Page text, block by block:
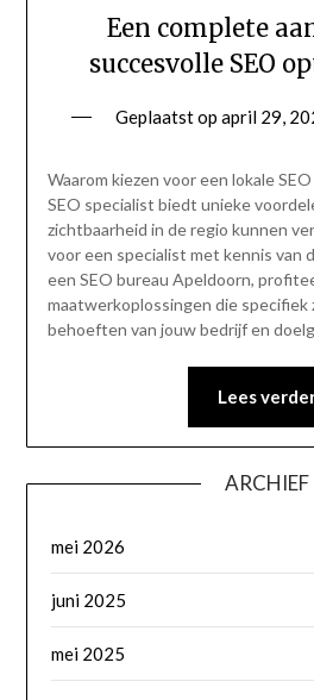
Een complete
succesvolle SEO
Geplaatst op april 29,
Waarom kiezen voor een lokale
SEO specialist biedt unieke
zichtbaarheid in de regio kunnen
voor een specialist met kennis van
een SEO bureau Apeldoorn,
maatwerkoplossingen die specifiek
behoeften van jouw bedrijf en
Lees
ARCHIEF
mei 2026
juni 2025
mei 2025